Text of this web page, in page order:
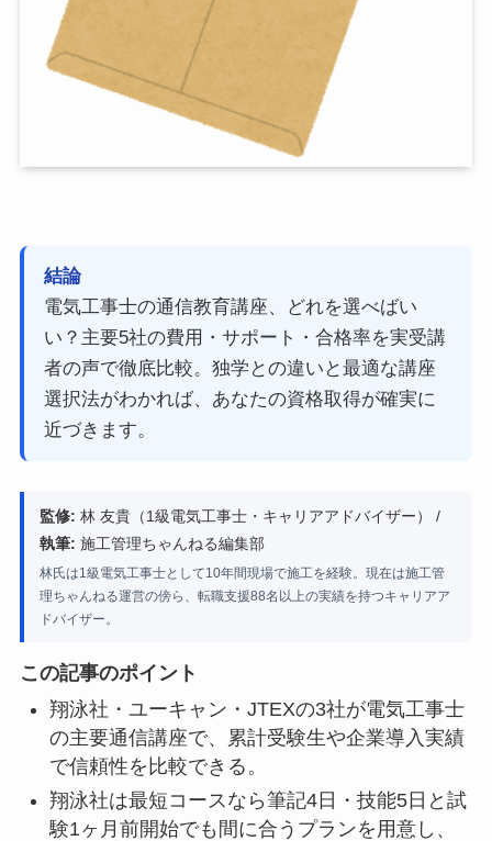
結論
電気工事士の通信教育講座、どれを選べばい
い？主要5社の費用・サポート・合格率を実受講
者の声で徹底比較。独学との違いと最適な講座
選択法がわかれば、あなたの資格取得が確実に
近づきます。
監修: 林 友貴（1級電気工事士・キャリアアドバイザー） /
執筆: 施工管理ちゃんねる編集部
林氏は1級電気工事士として10年間現場で施工を経験。現在は施工管
理ちゃんねる運営の傍ら、転職支援88名以上の実績を持つキャリアア
ドバイザー。
この記事のポイント
翔泳社・ユーキャン・JTEXの3社が電気工事士
の主要通信講座で、累計受験生や企業導入実績
で信頼性を比較できる。
翔泳社は最短コースなら筆記4日・技能5日と試
験1ヶ月前開始でも間に合うプランを用意し、